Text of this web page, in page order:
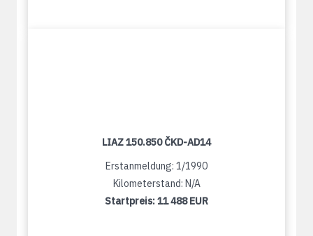
LIAZ 150.850 ČKD-AD14
Erstanmeldung: 1/1990
Kilometerstand: N/A
Startpreis:11 488 EUR